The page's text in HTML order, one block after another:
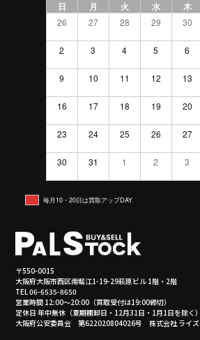
日 月 火 水 木
26 27 28 29 30
2 3 4 5 6
9 10 11 12 13
16 17 18 19 20
23 24 25 26 27
30 31 1 2 3
毎月10・20日は買取アップDAY
〒550-0015
大阪府大阪市西区南堀江1-19-29萩原ビル 1階・2階
TEL 06-6535-8650
営業時間 12:00～20:00（買取受付は19:00締切）
定休日 年中無休（夏期棚卸日・12月31日・1月1日を除く）
大阪府公安委員会 第622020804026号 株式会社 ライズ